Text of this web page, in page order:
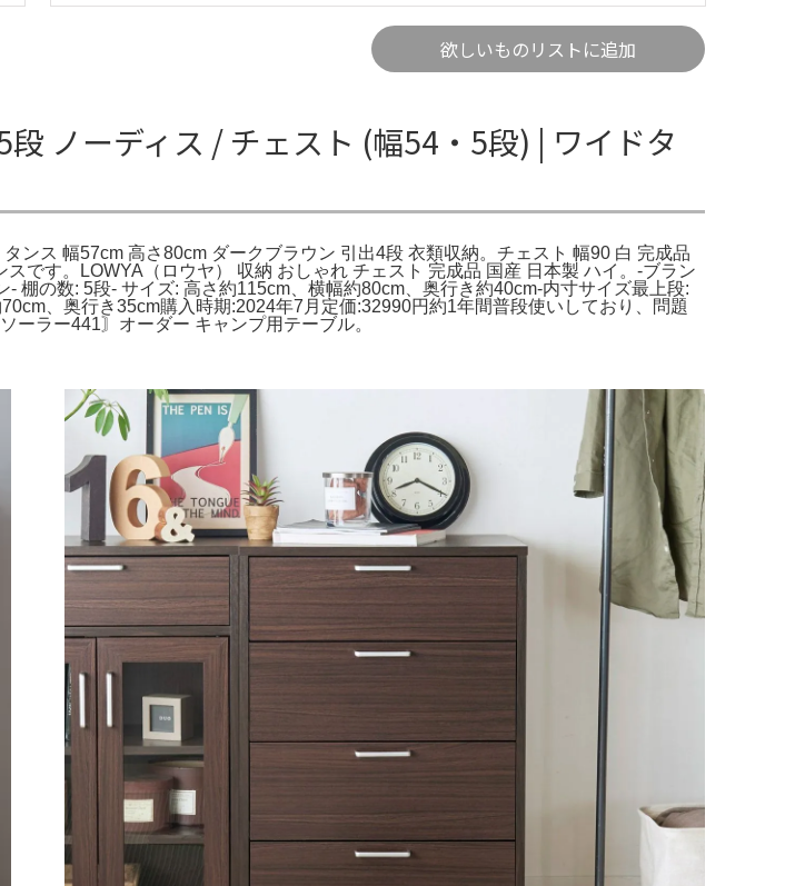
欲しいものリストに追加
ノーディス / チェスト (幅54・5段) | ワイドタ
ンス 幅57cm 高さ80cm ダークブラウン 引出4段 衣類収納。チェスト 幅90 白 完成品
です。LOWYA（ロウヤ） 収納 おしゃれ チェスト 完成品 国産 日本製 ハイ。-ブラン
棚の数: 5段- サイズ: 高さ約115cm、横幅約80cm、奥行き約40cm-内寸サイズ最上段:
、奥行き35cm購入時期:2024年7月定価:32990円約1年間普段使いしており、問題
ーラー441〙オーダー キャンプ用テーブル。